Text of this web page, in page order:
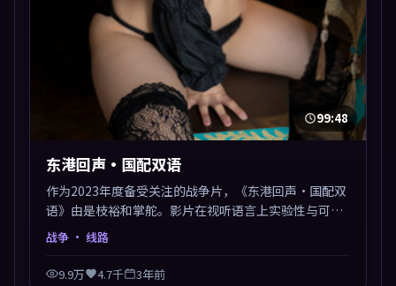
99:48
东港回声·国配双语
作为2023年度备受关注的战争片，《东港回声·国配双
语》由是枝裕和掌舵。影片在视听语言上实验性与可看
性兼顾，人物关系错综复杂，后劲十足。美术与服化还
原年代质感，细节经得起暂停回看。
战争 · 线路
9.9万 4.7千 3年前